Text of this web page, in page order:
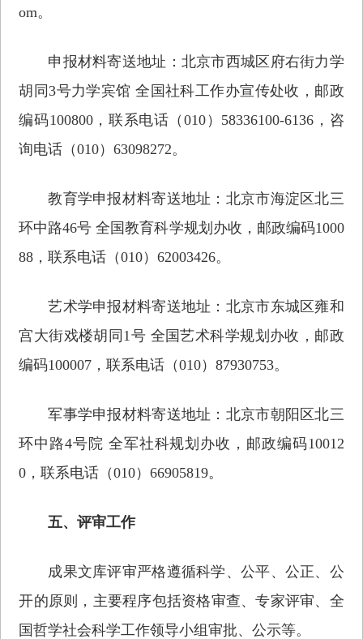
om。
申报材料寄送地址：北京市西城区府右街力学
胡同3号力学宾馆 全国社科工作办宣传处收，邮政
编码100800，联系电话（010）58336100-6136，咨
询电话（010）63098272。
教育学申报材料寄送地址：北京市海淀区北三
环中路46号 全国教育科学规划办收，邮政编码1000
88，联系电话（010）62003426。
艺术学申报材料寄送地址：北京市东城区雍和
宫大街戏楼胡同1号 全国艺术科学规划办收，邮政
编码100007，联系电话（010）87930753。
军事学申报材料寄送地址：北京市朝阳区北三
环中路4号院 全军社科规划办收，邮政编码10012
0，联系电话（010）66905819。
五、评审工作
成果文库评审严格遵循科学、公平、公正、公
开的原则，主要程序包括资格审查、专家评审、全
国哲学社会科学工作领导小组审批、公示等。